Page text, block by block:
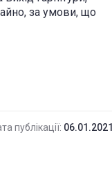
за умови, що
публікації: 06.01.2021